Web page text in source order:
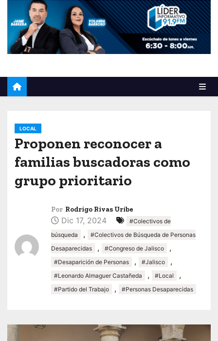
LOCAL
Proponen reconocer a
familias buscadoras como
grupo prioritario
Por Rodrigo Rivas Uribe
Dic 17, 2024
#Colectivos de
búsqueda
,
#Colectivos de Búsqueda de Personas
Desaparecidas
, #Congreso de Jalisco ,
#Desaparición de Personas , #Jalisco ,
#Leonardo Almaguer Castañeda , #Local ,
#Partido del Trabajo , #Personas Desaparecidas